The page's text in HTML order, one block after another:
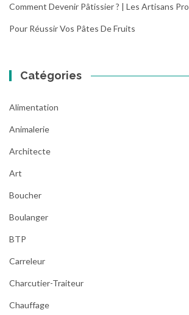
Comment Devenir Pâtissier ? | Les Artisans Pro
Pour Réussir Vos Pâtes De Fruits
Catégories
Alimentation
Animalerie
Architecte
Art
Boucher
Boulanger
BTP
Carreleur
Charcutier-Traiteur
Chauffage